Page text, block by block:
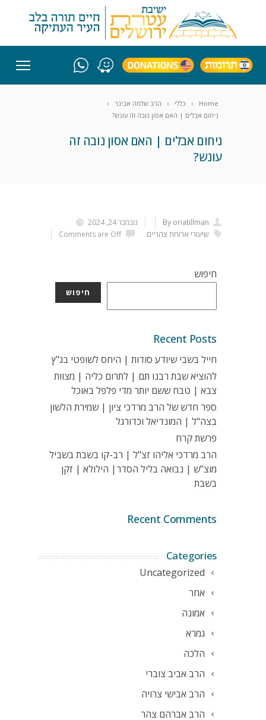
Home כללי
הרב שלמה אבינר
ניחום אבלים | האם אסון נובה זה עונש?
ניחום אבלים | האם אסון נובה זה
עונש?
נובמבר 24, 2024
By oriatillman
Comments are Off
שיעורי ארוחת צהריים
חיפוש
חיפוש
Recent Posts
חייל בשבי שיודע סודות | היחס לשופטי בג"ץ
להוציא שבת רבנו תם | לתרום כליה | מצוות
צבא | טבח ששם יותר מדי פלפל באוכל
ספר חדש של הרב מרדכי ציון | שמירת הלשון
בצה"ל | המונדיאל וכדורגל
פרשת קרח
הרב מרדכי אליהו זצ"ל | רב-קו בשבת בשביל
מוצ"ש | נבואה בליל הסדר| הילולא | זקן
בשבת
Recent Comments
Categories
Uncategorized
אחר
אמונה
גמרא
הלכה
הרב אביב צוברי
הרב אבישי צרויה
הרב אברהם צהר